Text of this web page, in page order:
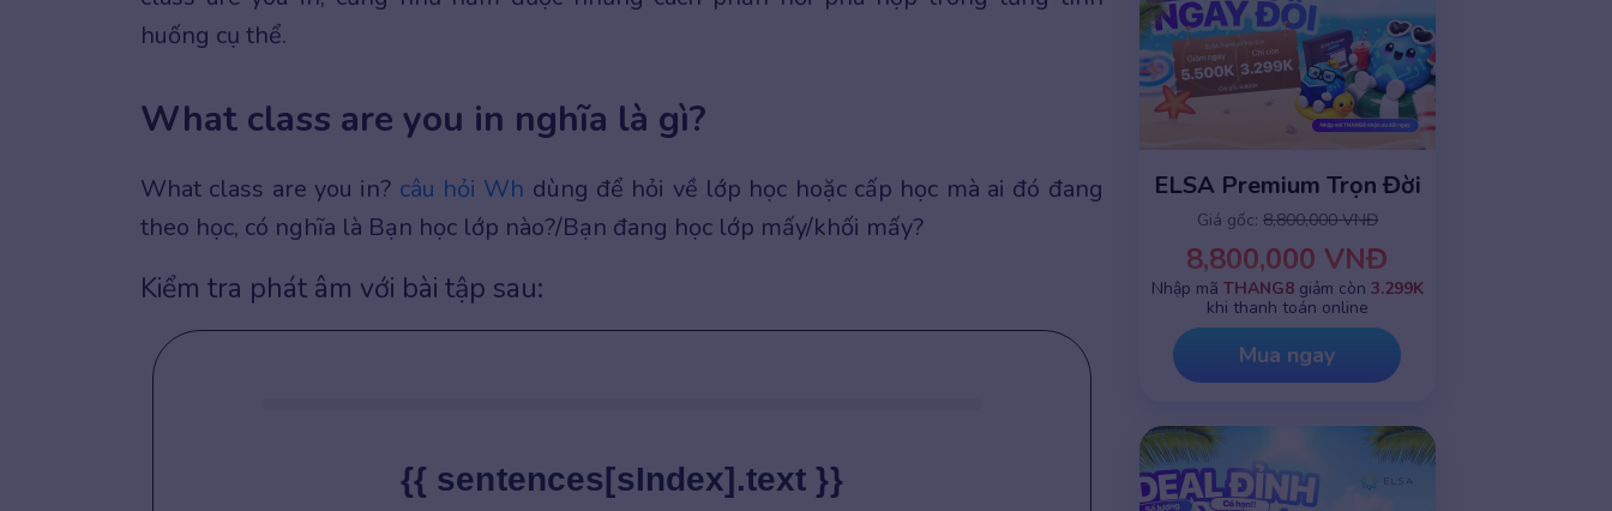
huống cụ thể.
What class are you in nghĩa là gì?
What class are you in? câu hỏi Wh dùng để hỏi về lớp học hoặc cấp học mà ai đó đang
theo học, có nghĩa là Bạn học lớp nào?/Bạn đang học lớp mấy/khối mấy?
Kiểm tra phát âm với bài tập sau:
{{ sentences[sIndex].text }}
ELSA Premium Trọn Đời
Giá gốc: 8,800,000 VNĐ
8,800,000 VNĐ
Nhập mã THANG8giảm còn 3.299K
khi thanh toán online
Mua ngay